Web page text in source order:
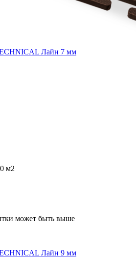
Лайн 7 мм
м2
может быть выше
Лайн 9 мм